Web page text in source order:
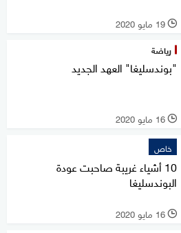
l 19 مايو 2020
رياضة
"بوندسليغا" العهد الجديد
l 16 مايو 2020
خاص
10 أشياء غريبة صاحبت عودة
البوندسليغا
l 16 مايو 2020